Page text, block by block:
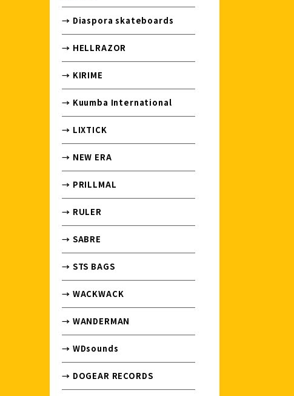
→ Diaspora skateboards
→ HELLRAZOR
→ KIRIME
→ Kuumba International
→ LIXTICK
→ NEW ERA
→ PRILLMAL
→ RULER
→ SABRE
→ STS BAGS
→ WACKWACK
→ WANDERMAN
→ WDsounds
→ DOGEAR RECORDS